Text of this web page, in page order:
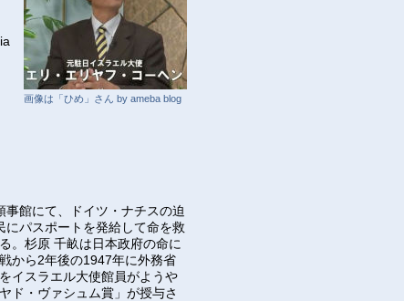
画像は「ひめ」さん by ameba blog
館にて、ドイツ・ナチスの迫
パスポートを発給して命を救
。杉原 千畝は日本政府の命に
から2年後の1947年に外務省
イスラエル大使館員がようや
ド・ヴァシュム賞」が授与さ